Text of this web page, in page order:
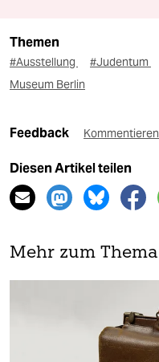
Themen
#Ausstellung #Judentum
Museum Berlin
Feedback Kommentieren
Diesen Artikel teilen
Mehr zum Thema